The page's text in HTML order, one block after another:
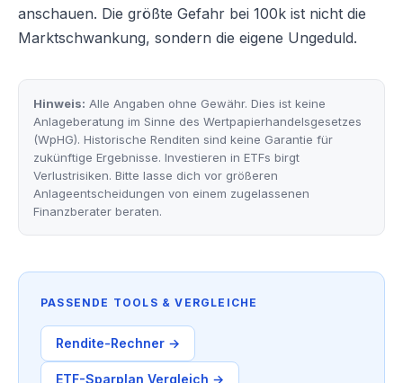
anschauen. Die größte Gefahr bei 100k ist nicht die
Marktschwankung, sondern die eigene Ungeduld.
Hinweis: Alle Angaben ohne Gewähr. Dies ist keine
Anlageberatung im Sinne des Wertpapierhandelsgesetzes
(WpHG). Historische Renditen sind keine Garantie für
zukünftige Ergebnisse. Investieren in ETFs birgt
Verlustrisiken. Bitte lasse dich vor größeren
Anlageentscheidungen von einem zugelassenen
Finanzberater beraten.
PASSENDE TOOLS & VERGLEICHE
Rendite-Rechner →
ETF-Sparplan Vergleich →